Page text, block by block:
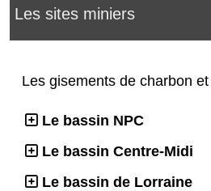
Les sites miniers
Les gisements de charbon
Le bassin NPC
Le bassin Centre-Midi
Le bassin de Lorraine